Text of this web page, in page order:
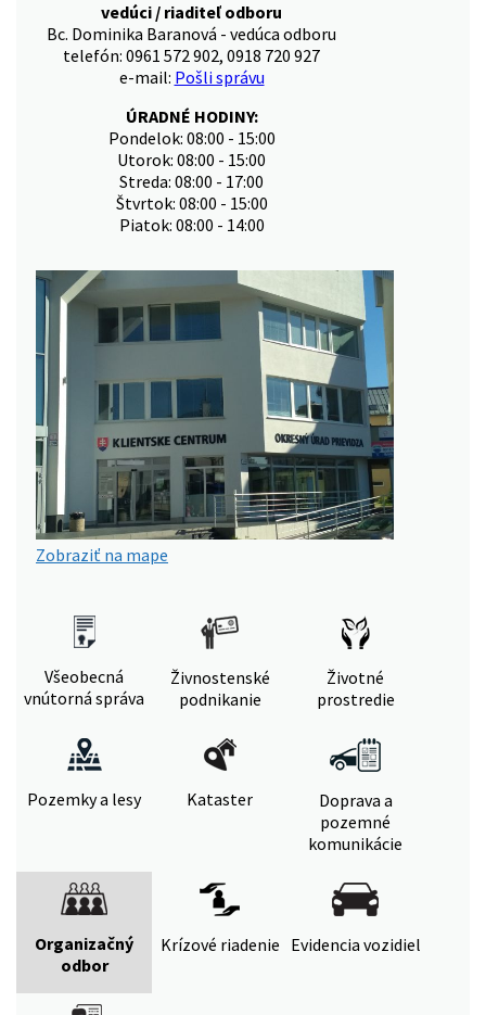
vedúci / riaditeľ odboru
Bc. Dominika Baranová - vedúca odboru
telefón: 0961 572 902, 0918 720 927
e-mail: Pošli správu
ÚRADNÉ HODINY:
Pondelok: 08:00 - 15:00
Utorok: 08:00 - 15:00
Streda: 08:00 - 17:00
Štvrtok: 08:00 - 15:00
Piatok: 08:00 - 14:00
Zobraziť na mape
Všeobecná
vnútorná správa
Živnostenské
podnikanie
Životné
prostredie
Pozemky a lesy Kataster
Doprava a
pozemné
komunikácie
Organizačný
odbor
Krízové riadenie Evidencia vozidiel